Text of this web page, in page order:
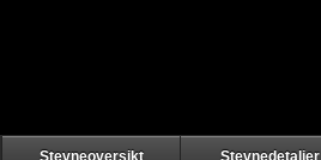
Stevneoversikt Stevnedetaljer